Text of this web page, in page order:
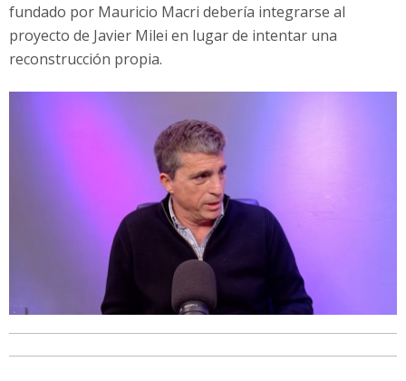
fundado por Mauricio Macri debería integrarse al
proyecto de Javier Milei en lugar de intentar una
reconstrucción propia.